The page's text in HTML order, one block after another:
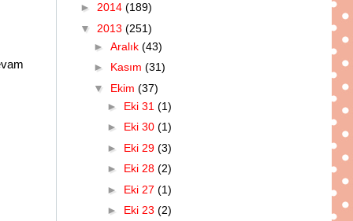
► 2014 (189)
▼ 2013 (251)
► Aralık (43)
► Kasım (31)
▼ Ekim (37)
► Eki 31 (1)
► Eki 30 (1)
► Eki 29 (3)
► Eki 28 (2)
► Eki 27 (1)
► Eki 23 (2)